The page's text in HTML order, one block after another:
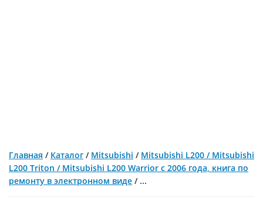
Главная / Каталог / Mitsubishi / Mitsubishi L200 / Mitsubishi
L200 Triton / Mitsubishi L200 Warrior с 2006 года, книга по
ремонту в электронном виде / ...